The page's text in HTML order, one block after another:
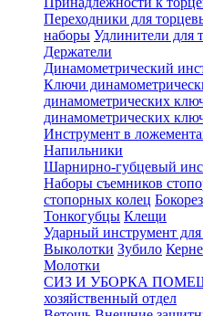
Переходники для
наборы Удлинители для
Держатели
Динамометрический
Ключи
динамометрических
динамометрических
Инструмент в
Напильники
Шарнирно-губцевый
Наборы съемников
стопорных колец
Тонкогубцы Клещи
Ударный инструмент для
Выколотки Зубило
Молотки
СИЗ И УБОРКА
хозяйственный отдел